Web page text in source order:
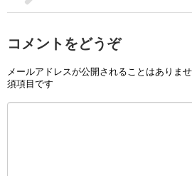
コメントをどうぞ
メールアドレスが公開されることはありませ
須項目です